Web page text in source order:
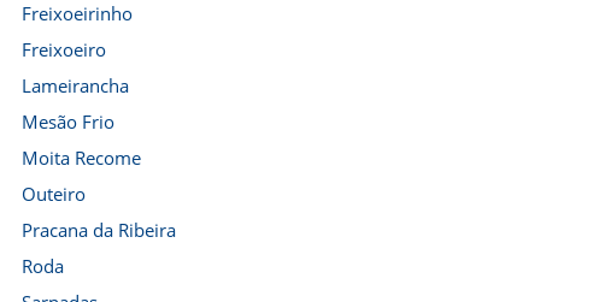
Freixoeirinho
Freixoeiro
Lameirancha
Mesão Frio
Moita Recome
Outeiro
Pracana da Ribeira
Roda